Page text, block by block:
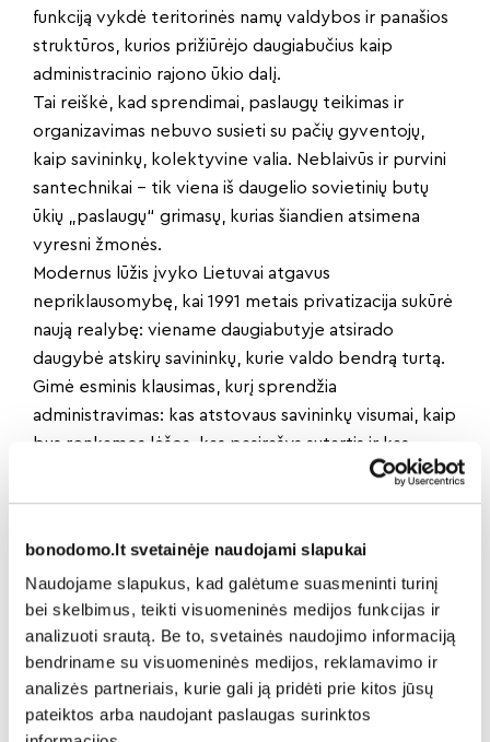
bonodomo.lt svetainėje naudojami slapukai
Naudojame slapukus, kad galėtume suasmeninti turinį
bei skelbimus, teikti visuomeninės medijos funkcijas ir
analizuoti srautą. Be to, svetainės naudojimo informaciją
bendriname su visuomeninės medijos, reklamavimo ir
analizės partneriais, kurie gali ją pridėti prie kitos jūsų
pateiktos arba naudojant paslaugas surinktos
funkciją vykdė teritorinės namų valdybos ir panašios
struktūros, kurios prižiūrėjo daugiabučius kaip
administracinio rajono ūkio dalį.
Tai reiškė, kad sprendimai, paslaugų teikimas ir
organizavimas nebuvo susieti su pačių gyventojų,
kaip savininkų, kolektyvine valia. Neblaivūs ir purvini
santechnikai – tik viena iš daugelio sovietinių butų
ūkių „paslaugų“ grimasų, kurias šiandien atsimena
vyresni žmonės.
Modernus lūžis įvyko Lietuvai atgavus
nepriklausomybę, kai 1991 metais privatizacija sukūrė
naują realybę: viename daugiabutyje atsirado
daugybė atskirų savininkų, kurie valdo bendrą turtą.
Gimė esminis klausimas, kurį sprendžia
administravimas: kas atstovaus savininkų visumai, kaip
bus renkamos lėšos, kas pasirašys sutartis ir kas
Teisiniai mechanizmai
mechanizmai. 1995 metais įtvirtintas daugiabučių
namų savininkų bendrijų reguliavimas suteikė aiškesnį
pagrindą savininkams telktis, kurti savivaldos organus
ir patiems organizuoti bendro turto priežiūrą.
Vėliau Civilinis kodeksas, priimtas 2000 metais ir
įsigaliojęs 2001 metais, suformavo tvirtesnį
bendrosios dalinės nuosavybės valdymo karkasą ir